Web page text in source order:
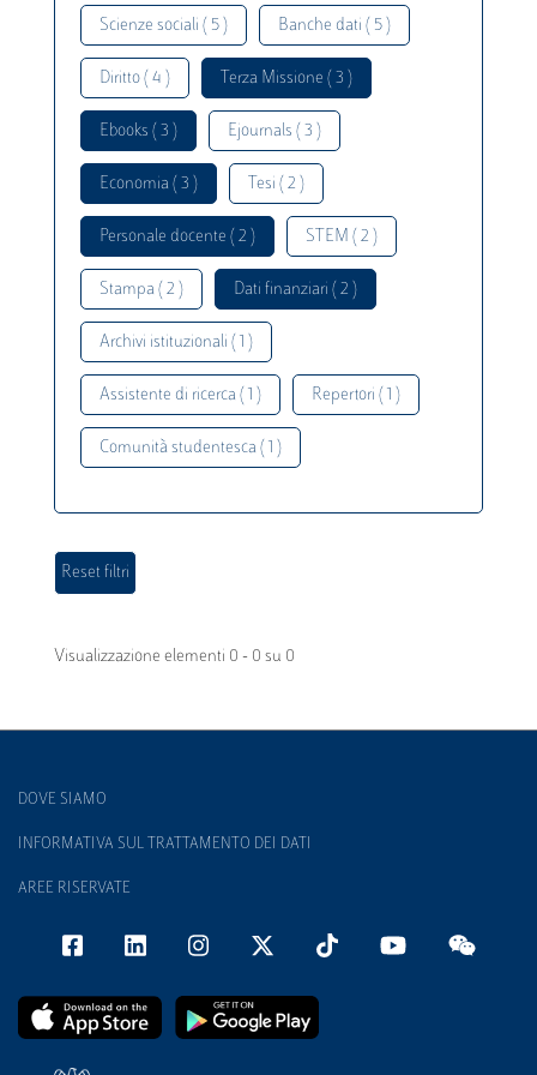
Scienze sociali ( 5 ) Banche dati ( 5 )
Diritto ( 4 ) Terza Missione ( 3 )
Ebooks ( 3 ) Ejournals ( 3 )
Economia ( 3 ) Tesi ( 2 )
Personale docente ( 2 ) STEM ( 2 )
Stampa ( 2 ) Dati finanziari ( 2 )
Archivi istituzionali ( 1 )
Assistente di ricerca ( 1 ) Repertori ( 1 )
Comunità studentesca ( 1 )
Visualizzazione elementi 0 - 0 su 0
DOVE SIAMO
INFORMATIVA SUL TRATTAMENTO DEI DATI
AREE RISERVATE